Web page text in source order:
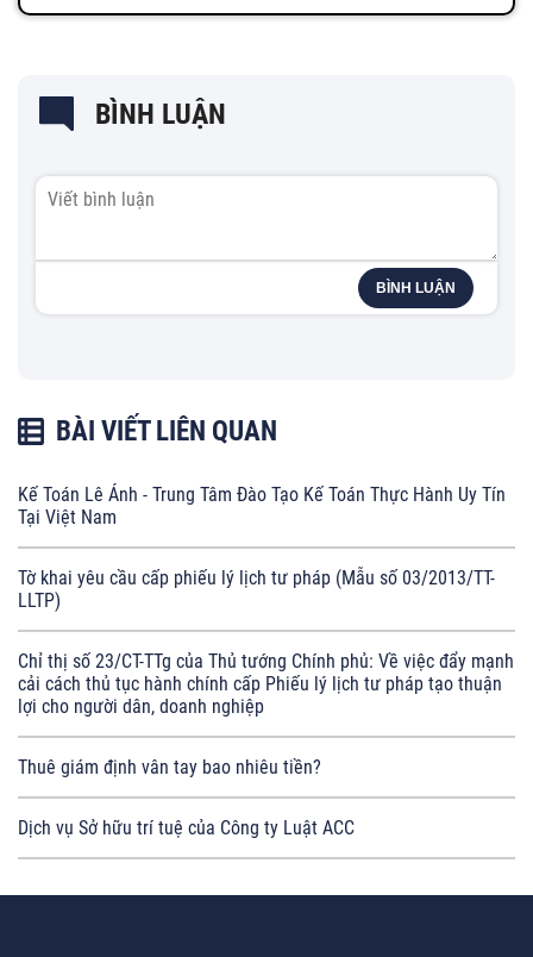
BÌNH LUẬN
BÌNH LUẬN
BÀI VIẾT LIÊN QUAN
Kế Toán Lê Ánh - Trung Tâm Đào Tạo Kế Toán Thực Hành Uy Tín
Tại Việt Nam
Tờ khai yêu cầu cấp phiếu lý lịch tư pháp (Mẫu số 03/2013/TT-
LLTP)
Chỉ thị số 23/CT-TTg của Thủ tướng Chính phủ: Về việc đẩy mạnh
cải cách thủ tục hành chính cấp Phiếu lý lịch tư pháp tạo thuận
lợi cho người dân, doanh nghiệp
Thuê giám định vân tay bao nhiêu tiền?
Dịch vụ Sở hữu trí tuệ của Công ty Luật ACC